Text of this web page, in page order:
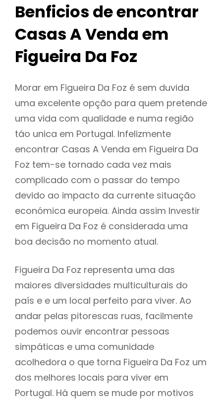
Benficios de encontrar
Casas A Venda em
Figueira Da Foz
Morar em Figueira Da Foz é sem duvida
uma excelente opção para quem pretende
uma vida com qualidade e numa região
táo unica em Portugal. Infelizmente
encontrar Casas A Venda em Figueira Da
Foz tem-se tornado cada vez mais
complicado com o passar do tempo
devido ao impacto da currente situação
económica europeia. Ainda assim Investir
em Figueira Da Foz é considerada uma
boa decisão no momento atual.
Figueira Da Foz representa uma das
maiores diversidades multiculturais do
país e e um local perfeito para viver. Ao
andar pelas pitorescas ruas, facilmente
podemos ouvir encontrar pessoas
simpáticas e uma comunidade
acolhedora o que torna Figueira Da Foz um
dos melhores locais para viver em
Portugal. Há quem se mude por motivos